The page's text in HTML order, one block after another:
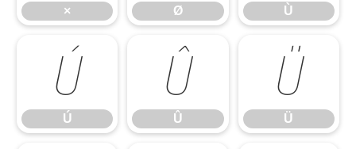
× Ø Ù
Ú
Ú
Û
Û
Ü
Ü